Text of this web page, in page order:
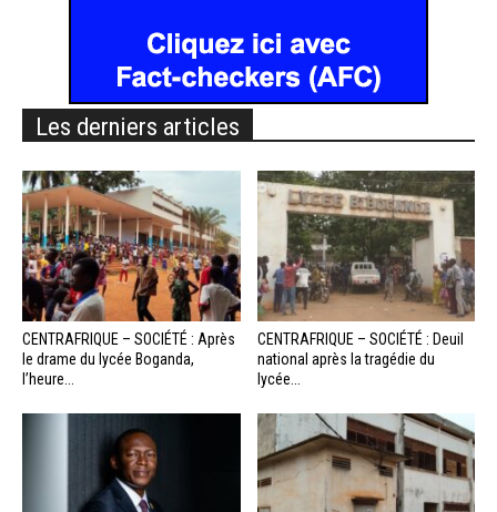
Les derniers articles
CENTRAFRIQUE – SOCIÉTÉ : Après
le drame du lycée Boganda,
l’heure...
CENTRAFRIQUE – SOCIÉTÉ : Deuil
national après la tragédie du
lycée...